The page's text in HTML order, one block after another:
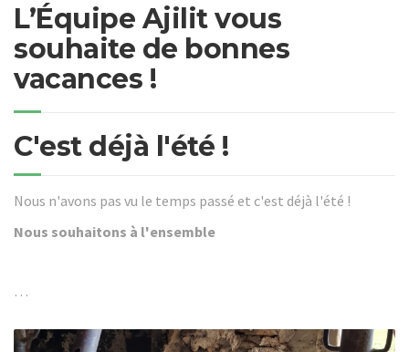
L’Équipe Ajilit vous
souhaite de bonnes
vacances !
C'est déjà l'été !
Nous n'avons pas vu le temps passé et c'est déjà l'été !
Nous souhaitons à l'ensemble
…